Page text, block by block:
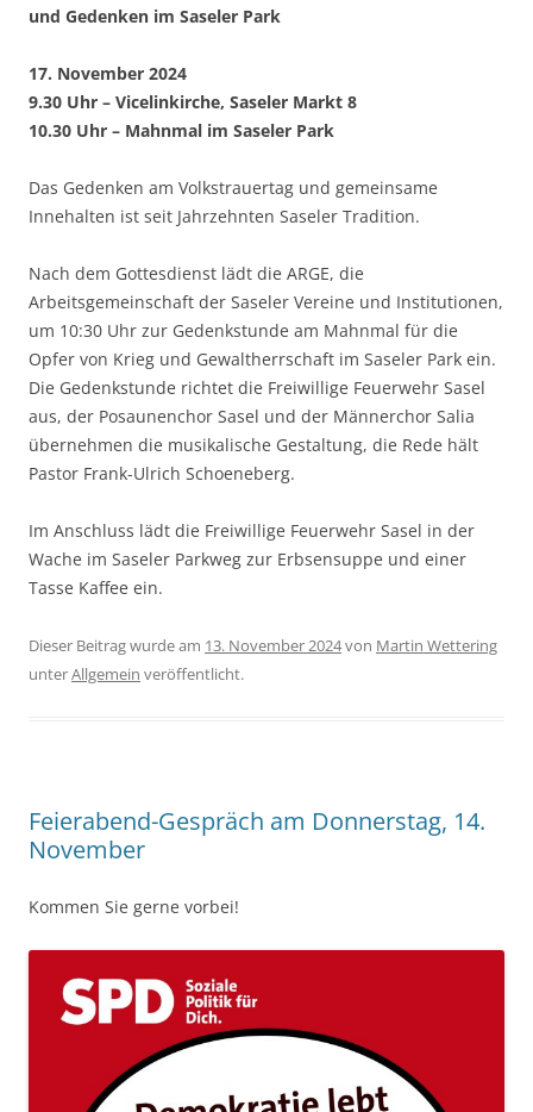
und Gedenken im Saseler Park
17. November 2024
9.30 Uhr – Vicelinkirche, Saseler Markt 8
10.30 Uhr – Mahnmal im Saseler Park
Das Gedenken am Volkstrauertag und gemeinsame
Innehalten ist seit Jahrzehnten Saseler Tradition.
Nach dem Gottesdienst lädt die ARGE, die
Arbeitsgemeinschaft der Saseler Vereine und Institutionen,
um 10:30 Uhr zur Gedenkstunde am Mahnmal für die
Opfer von Krieg und Gewaltherrschaft im Saseler Park ein.
Die Gedenkstunde richtet die Freiwillige Feuerwehr Sasel
aus, der Posaunenchor Sasel und der Männerchor Salia
übernehmen die musikalische Gestaltung, die Rede hält
Pastor Frank-Ulrich Schoeneberg.
Im Anschluss lädt die Freiwillige Feuerwehr Sasel in der
Wache im Saseler Parkweg zur Erbsensuppe und einer
Tasse Kaffee ein.
Dieser Beitrag wurde am 13. November 2024von Martin Wettering
unterAllgemein veröffentlicht.
Feierabend-Gespräch am Donnerstag, 14.
November
Kommen Sie gerne vorbei!